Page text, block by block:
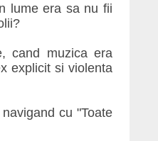
lume era sa nu fii
cand muzica era
explicit si violenta
cu "Toate